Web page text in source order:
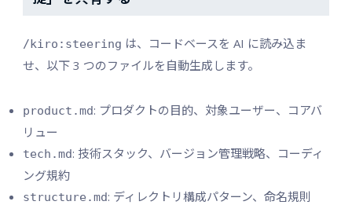
/kiro:steering は、コードベースを AI に読み込ま
せ、以下 3 つのファイルを自動生成します。
product.md: プロダクトの目的、対象ユーザー、コアバ
リュー
tech.md: 技術スタック、バージョン管理戦略、コーディ
ング規約
structure.md: ディレクトリ構成パターン、命名規則